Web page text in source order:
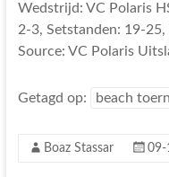
Wedstrijd: VC Polaris
2-3, Setstanden: 19-
Source: VC Polaris
Getagd op: beach
Boaz Stassar 09-